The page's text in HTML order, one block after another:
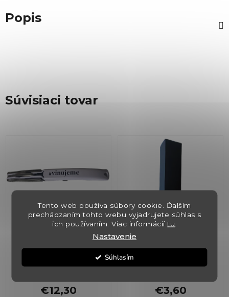
Tento web používa súbory cookie. Ďalším
prechádzaním tohto webu vyjadrujete súhlas s
ich používaním. Viac informáciítu
Nastavenie
Súhlasím
Popis
Súvisiaci tovar
Otvarák na víno s
✅ Skladom(>5 ks)
€12,30
Krabica čierna
universal pre 1 fľašu +
vložka
✅ Skladom(>5 ks)
€3,60